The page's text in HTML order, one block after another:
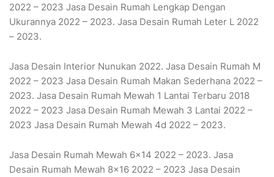
2022 – 2023 Jasa Desain Rumah Lengkap Dengan
Ukurannya 2022 – 2023. Jasa Desain Rumah Leter L 2022
– 2023.
Jasa Desain Interior Nunukan 2022. Jasa Desain Rumah M
2022 – 2023 Jasa Desain Rumah Makan Sederhana 2022 –
2023. Jasa Desain Rumah Mewah 1 Lantai Terbaru 2018
2022 – 2023 Jasa Desain Rumah Mewah 3 Lantai 2022 –
2023 Jasa Desain Rumah Mewah 4d 2022 – 2023.
Jasa Desain Rumah Mewah 6×14 2022 – 2023. Jasa
Desain Rumah Mewah 8×16 2022 – 2023 Jasa Desain